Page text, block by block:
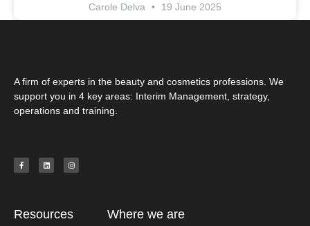
Carole Delva 19 June 2025
A firm of experts in the beauty and cosmetics professions. We
support you in 4 key areas: Interim Management, strategy,
operations and training.
Resources Where we are